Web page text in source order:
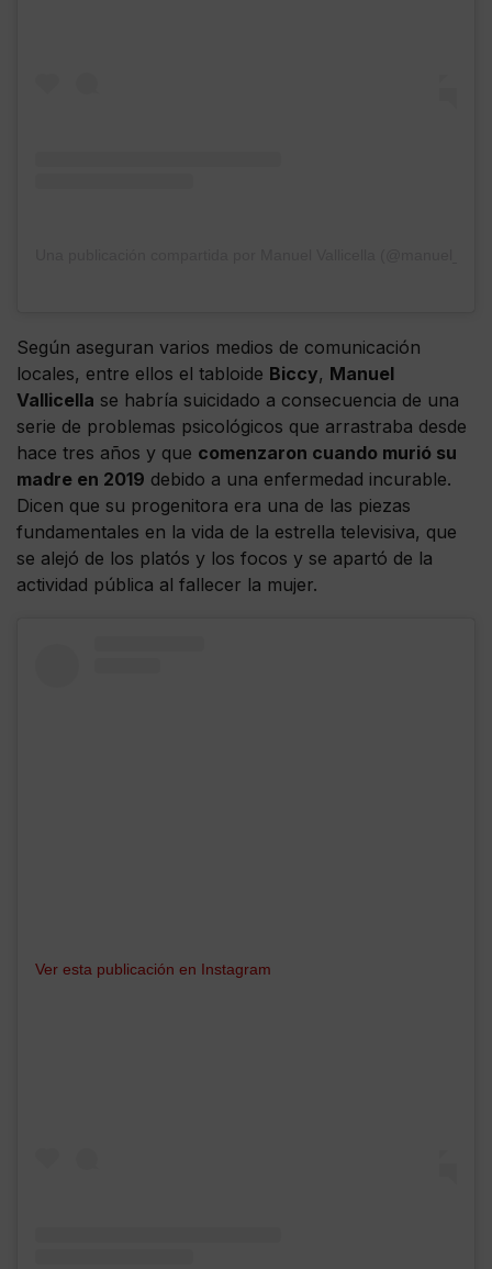
Según aseguran varios medios de comunicación
locales, entre ellos el tabloide Biccy, Manuel
Vallicella se habría suicidado a consecuencia de una
serie de problemas psicológicos que arrastraba desde
hace tres años y que comenzaron cuando murió su
madre en 2019 debido a una enfermedad incurable.
Dicen que su progenitora era una de las piezas
fundamentales en la vida de la estrella televisiva, que
se alejó de los platós y los focos y se apartó de la
actividad pública al fallecer la mujer.
Ver esta publicación en Instagram